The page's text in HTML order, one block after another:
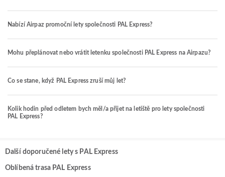
Nabízí Airpaz promoční lety společnosti PAL Express?
Mohu přeplánovat nebo vrátit letenku společnosti PAL Express na Airpazu?
Co se stane, když PAL Express zruší můj let?
Kolik hodin před odletem bych měl/a přijet na letiště pro lety společnosti
PAL Express?
Další doporučené lety s PAL Express
Oblíbená trasa PAL Express